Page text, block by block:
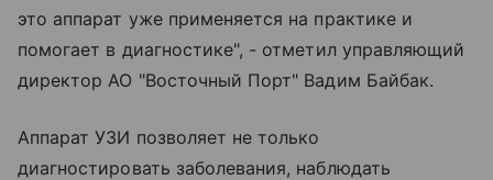
это аппарат уже применяется на практике и
помогает в диагностике", - отметил управляющий
директор АО "Восточный Порт" Вадим Байбак.
Аппарат УЗИ позволяет не только
диагностировать заболевания, наблюдать